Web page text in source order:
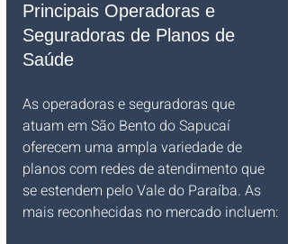
Principais Operadoras e
Seguradoras de Planos de
Saúde
As operadoras e seguradoras que
atuam em São Bento do Sapucaí
oferecem uma ampla variedade de
planos com redes de atendimento que
se estendem pelo Vale do Paraíba. As
mais reconhecidas no mercado incluem: